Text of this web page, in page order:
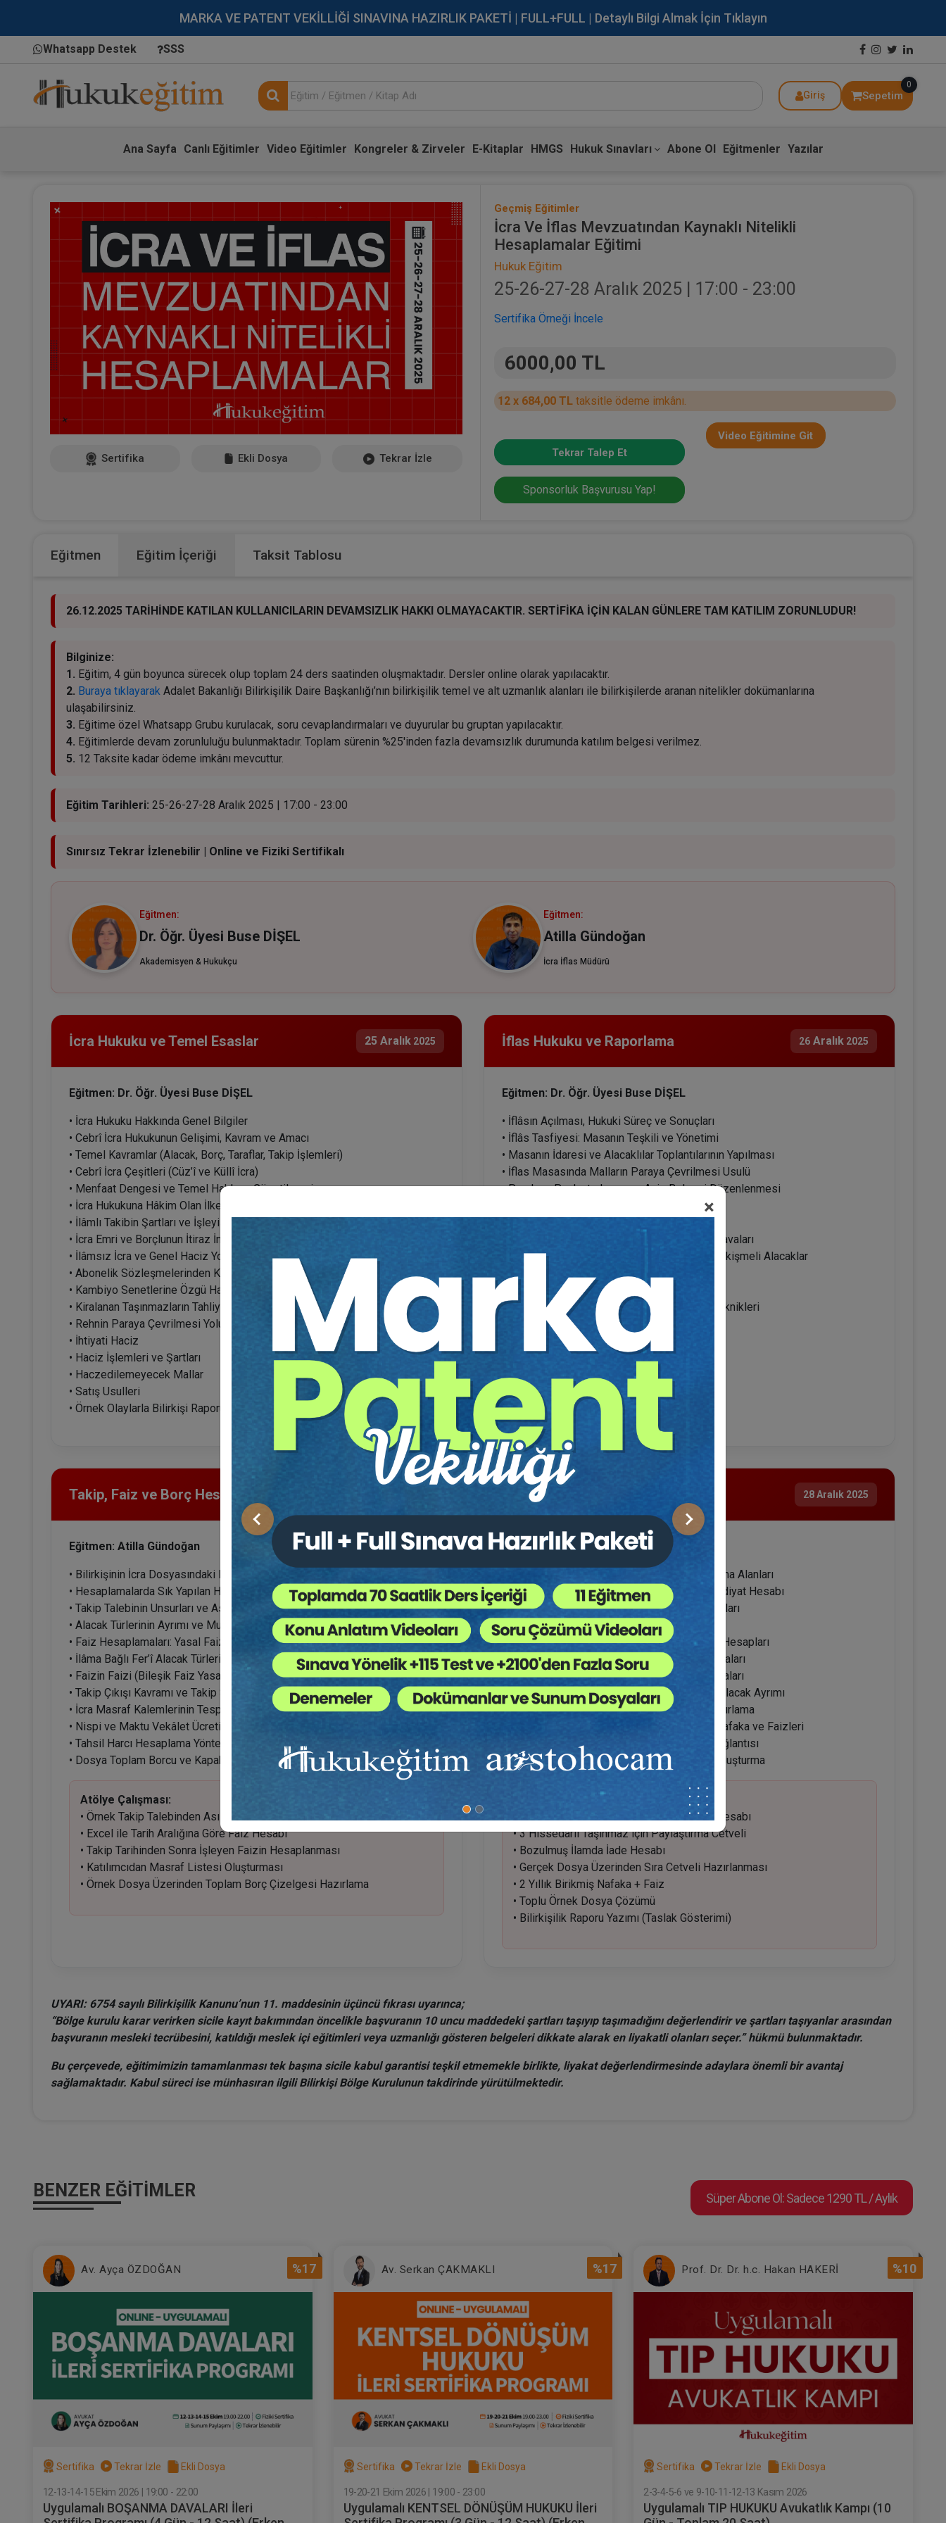
MARKA VE PATENT VEKİLLİĞİ SINAVINA HAZIRLIK PAKETİ | FULL+FULL | Detaylı Bilgi Almak İçin Tıklayın
Whatsapp Destek SSS
Giriş Sepetim
0
Ana Sayfa Canlı Eğitimler Video Eğitimler Kongreler & Zirveler E-Kitaplar HMGS Hukuk Sınavları Abone Ol Eğitmenler Yazılar
×
Önceki Sonraki
Sertifika Ekli Dosya Tekrar İzle
Geçmiş Eğitimler
İcra Ve İflas Mevzuatından Kaynaklı Nitelikli
Hesaplamalar Eğitimi
Hukuk Eğitim
25-26-27-28 Aralık 2025 | 17:00 - 23:00
Sertifika Örneği İncele
6000,00 TL
12 x 684,00 TL taksitle ödeme imkânı.
Tekrar Talep Et
Video Eğitimine Git
Sponsorluk Başvurusu Yap!
Eğitmen Eğitim İçeriği Taksit Tablosu
26.12.2025 TARİHİNDE KATILAN KULLANICILARIN DEVAMSIZLIK HAKKI OLMAYACAKTIR. SERTİFİKA İÇİN KALAN GÜNLERE TAM KATILIM ZORUNLUDUR!
Bilginize:
1. Eğitim, 4 gün boyunca sürecek olup toplam 24 ders saatinden oluşmaktadır. Dersler online olarak yapılacaktır.
2. Buraya tıklayarak Adalet Bakanlığı Bilirkişilik Daire Başkanlığı’nın bilirkişilik temel ve alt uzmanlık alanları ile bilirkişilerde aranan nitelikler dokümanlarına
ulaşabilirsiniz.
3. Eğitime özel Whatsapp Grubu kurulacak, soru cevaplandırmaları ve duyurular bu gruptan yapılacaktır.
4. Eğitimlerde devam zorunluluğu bulunmaktadır. Toplam sürenin %25'inden fazla devamsızlık durumunda katılım belgesi verilmez.
5. 12 Taksite kadar ödeme imkânı mevcuttur.
Eğitim Tarihleri: 25-26-27-28 Aralık 2025 | 17:00 - 23:00
Sınırsız Tekrar İzlenebilir | Online ve Fiziki Sertifikalı
Eğitmen:
Dr. Öğr. Üyesi Buse DİŞEL
Akademisyen & Hukukçu
Eğitmen:
Atilla Gündoğan
İcra İflas Müdürü
İcra Hukuku ve Temel Esaslar 25 Aralık 2025
Eğitmen: Dr. Öğr. Üyesi Buse DİŞEL
• İcra Hukuku Hakkında Genel Bilgiler
• Cebrî İcra Hukukunun Gelişimi, Kavram ve Amacı
• Temel Kavramlar (Alacak, Borç, Taraflar, Takip İşlemleri)
• Cebrî İcra Çeşitleri (Cüz’î ve Küllî İcra)
• Menfaat Dengesi ve Temel Hakların Gözetilmesi
• İcra Hukukuna Hâkim Olan İlkeler
• İlâmlı Takibin Şartları ve İşleyişi
• İcra Emri ve Borçlunun İtiraz İmkânları
• İlâmsız İcra ve Genel Haciz Yolu ile Takip
• Abonelik Sözleşmelerinden Kaynaklanan Alacaklar
• Kambiyo Senetlerine Özgü Haciz
• Kiralanan Taşınmazların Tahliyesi
• Rehnin Paraya Çevrilmesi Yolu ile Takip
• İhtiyati Haciz
• Haciz İşlemleri ve Şartları
• Haczedilemeyecek Mallar
• Satış Usulleri
• Örnek Olaylarla Bilirkişi Raporu Hazırlama Usul ve Esasları
İflas Hukuku ve Raporlama 26 Aralık 2025
Eğitmen: Dr. Öğr. Üyesi Buse DİŞEL
• İflâsın Açılması, Hukuki Süreç ve Sonuçları
• İflâs Tasfiyesi: Masanın Teşkili ve Yönetimi
• Masanın İdaresi ve Alacaklılar Toplantılarının Yapılması
• İflas Masasında Malların Paraya Çevrilmesi Usulü
• Paraların Paylaştırılması ve Aciz Belgesi Düzenlenmesi
• Konkordato, Yeniden Yapılandırma ve İptal Davaları
• Konkordato Sürecinde Alacak Bildirimi ve Çekişmeli Alacaklar
• Bilirkişi Raporu Hazırlama Usul ve Esasları
• Örnek Olaylar Üzerinden Rapor İncelemeleri
• Çeşitli Alacak Türlerine Göre Rapor Yazım Teknikleri
Takip, Faiz ve Borç Hesaplamaları
Eğitmen: Atilla Gündoğan
• Bilirkişinin İcra Dosyasındaki Rolü ve Dosya Okuma Tekniği
• Hesaplamalarda Sık Yapılan Hatalar ve Çözümleri
• Takip Talebinin Unsurları ve Asıl Alacak Tespiti
• Alacak Türlerinin Ayrımı ve Muacceliyet Başlangıç Tarihi
• Faiz Hesaplamaları: Yasal Faiz, Ticari Faiz, Avans Faizi
• İlâma Bağlı Fer’î Alacak Türleri ve Hesaplama Yöntemleri
• Faizin Faizi (Bileşik Faiz Yasağı) Uygulamaları
• Takip Çıkışı Kavramı ve Takip Sonrası İşleyen Faiz Hesabı
• İcra Masraf Kalemlerinin Tespiti ve Tasnifi
• Nispi ve Maktu Vekâlet Ücreti Hesaplamaları
• Tahsil Harcı Hesaplama Yöntemleri
• Dosya Toplam Borcu ve Kapak Hesabı Oluşturma
Atölye Çalışması:
• Örnek Takip Talebinden Asıl Alacak Belirleme
• Excel ile Tarih Aralığına Göre Faiz Hesabı
• Takip Tarihinden Sonra İşleyen Faizin Hesaplanması
• Katılımcıdan Masraf Listesi Oluşturması
• Örnek Dosya Üzerinden Toplam Borç Çizelgesi Hazırlama
İleri Düzey ve Kompleks Hesapl. 28 Aralık 2025
Eğitmen: Atilla Gündoğan
• Reddiyat Kavramı, Hesaplanması ve Uygulama Alanları
• Yanlış veya Fazla Tahsilat Durumlarında Reddiyat Hesabı
• Cezaevi Harcı ve Damga Vergisi Hesaplamaları
• İzale-i Şüyû Paylaştırma Cetveli Mantığı
• Hissedar Oranları, Masraf ve Vergi Düşümü Hesapları
• İcranın İadesi Şartları ve Geri Alım Hesaplamaları
• Bozulmuş İlama İlişkin İade Hesabı Uygulamaları
• Sıra Cetveli Türleri: Rehinli, İmtiyazlı ve Adi Alacak Ayrımı
• Oransal Dağıtım Yöntemi ile Sıra Cetveli Hazırlama
• Nafaka Hesaplamaları: Birikmiş, İşleyecek Nafaka ve Faizleri
• Nafaka Alacaklarında Zamanaşımı ve İcra Bağlantısı
• Bilirkişi Raporu Yazım Teknikleri ve Taslak Oluşturma
Atölye Çalışması:
• Fazla Tahsilat İçeren Dosyada Reddiyat Hesabı
• 3 Hissedarlı Taşınmaz için Paylaştırma Cetveli
• Bozulmuş İlamda İade Hesabı
• Gerçek Dosya Üzerinden Sıra Cetveli Hazırlanması
• 2 Yıllık Birikmiş Nafaka + Faiz
• Toplu Örnek Dosya Çözümü
• Bilirkişilik Raporu Yazımı (Taslak Gösterimi)
UYARI: 6754 sayılı Bilirkişilik Kanunu’nun 11. maddesinin üçüncü fıkrası uyarınca;
“Bölge kurulu karar verirken sicile kayıt bakımından öncelikle başvuranın 10 uncu maddedeki şartları taşıyıp taşımadığını değerlendirir ve şartları taşıyanlar arasından
başvuranın mesleki tecrübesini, katıldığı meslek içi eğitimleri veya uzmanlığı gösteren belgeleri dikkate alarak en liyakatli olanları seçer.” hükmü bulunmaktadır.
Bu çerçevede, eğitimimizin tamamlanması tek başına sicile kabul garantisi teşkil etmemekle birlikte, liyakat değerlendirmesinde adaylara önemli bir avantaj
sağlamaktadır. Kabul süreci ise münhasıran ilgili Bilirkişi Bölge Kurulunun takdirinde yürütülmektedir.
BENZER EĞITIMLER Süper Abone Ol: Sadece 1290 TL / Aylık
%17
Av. Ayça ÖZDOĞAN
Sertifika Tekrar İzle Ekli Dosya
12-13-14-15 Ekim 2026 | 19:00 - 22:00
Uygulamalı BOŞANMA DAVALARI İleri
%17
Av. Serkan ÇAKMAKLI
Sertifika Tekrar İzle Ekli Dosya
19-20-21 Ekim 2026 | 19:00 - 23:00
Uygulamalı KENTSEL DÖNÜŞÜM HUKUKU İleri
%10
Prof. Dr. Dr. h.c. Hakan HAKERİ
Sertifika Tekrar İzle Ekli Dosya
2-3-4-5-6 ve 9-10-11-12-13 Kasım 2026
Uygulamalı TIP HUKUKU Avukatlık Kampı (10